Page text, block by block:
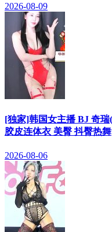
2026-08-09
[独家]韩国女主播 BJ 奇
胶皮连体衣 美臀 抖臀热舞
2026-08-06